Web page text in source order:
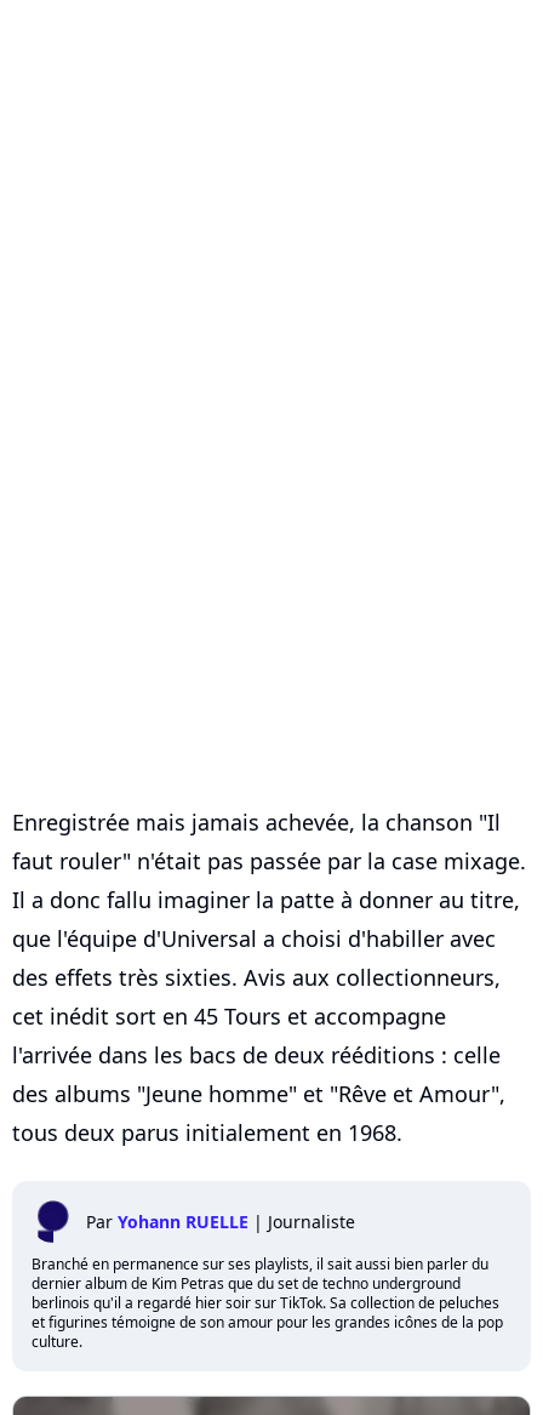
Enregistrée mais jamais achevée, la chanson "Il
faut rouler" n'était pas passée par la case mixage.
Il a donc fallu imaginer la patte à donner au titre,
que l'équipe d'Universal a choisi d'habiller avec
des effets très sixties. Avis aux collectionneurs,
cet inédit sort en 45 Tours et accompagne
l'arrivée dans les bacs de deux rééditions : celle
des albums "Jeune homme" et "Rêve et Amour",
tous deux parus initialement en 1968.
Par Yohann RUELLE | Journaliste
Branché en permanence sur ses playlists, il sait aussi bien parler du
dernier album de Kim Petras que du set de techno underground
berlinois qu'il a regardé hier soir sur TikTok. Sa collection de peluches
et figurines témoigne de son amour pour les grandes icônes de la pop
culture.